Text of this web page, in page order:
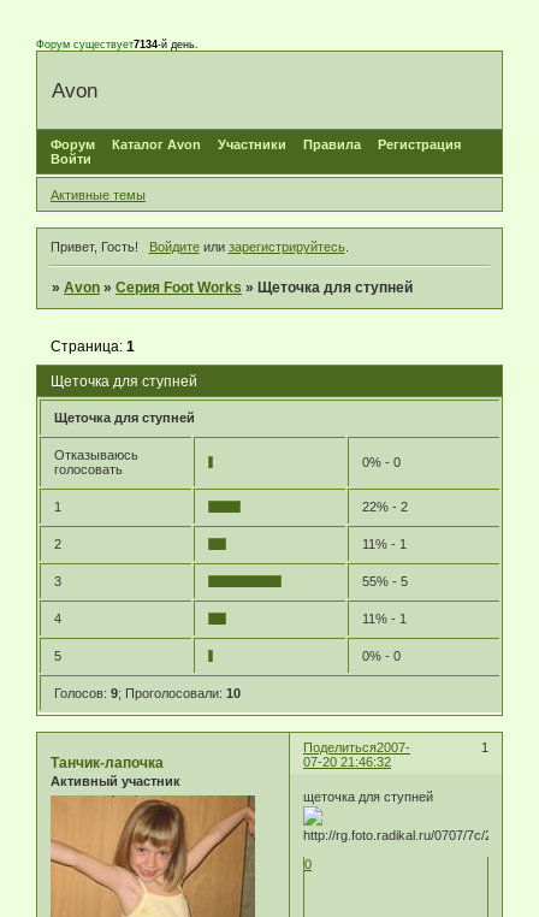
Форум существует7134-й день.
Avon
Форум Каталог Avon Участники Правила
Регистрация
Войти
Активные темы
Привет, Гость! Войдитеили зарегистрируйтесь.
»Avon »Серия Foot Works » Щеточка для ступней
Щеточка для ступней
Страница:1
Щеточка для ступней
Отказываюсь
голосовать
0% - 0
1 22% - 2
2 11% - 1
3 55% - 5
4 11% - 1
5 0% - 0
Голосов: 9; Проголосовали: 10
Поделиться 1
2007-
07-20 21:46:32
Танчик-лапочка
Активный участник
щеточка для ступней
0